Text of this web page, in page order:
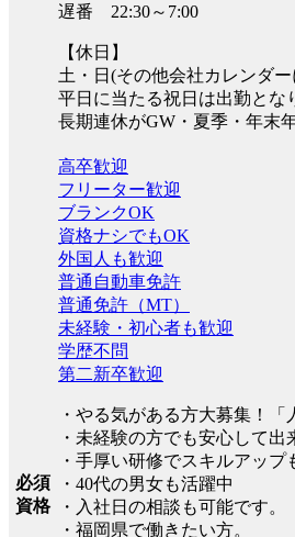
遅番 22:30～7:00
【休日】
土・日(その他会社カレンダ
平日に当たる祝日は出勤とな
長期連休がGW・夏季・年末
必須
資格
高卒歓迎
フリーター歓迎
ブランクOK
資格ナシでもOK
外国人も歓迎
普通自動車免許
普通免許（MT）
未経験・初心者も歓迎
学歴不問
第二新卒歓迎
・やる気がある方大募集！「
・未経験の方でも安心して出
・手厚い研修でスキルアップ
・40代の男女も活躍中
・入社日の相談も可能です。
・福岡県で働きたい方。